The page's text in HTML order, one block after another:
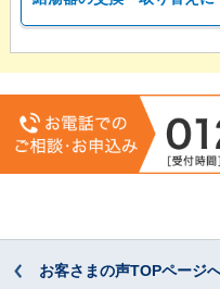
お客さまの声TOPページ